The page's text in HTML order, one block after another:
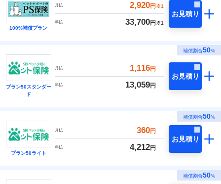
100%補償プラン
月払 2,920円 ※1
年払 33,700円 ※1
お見積り
補償割合50%
プラン50スタンダー
ド
月払 1,116円
年払 13,059円
お見積り
補償割合50%
プラン50ライト
月払 360円
年払 4,212円
お見積り
補償割合50%